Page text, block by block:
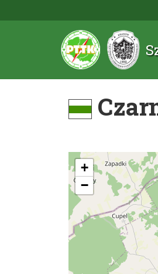
+
−